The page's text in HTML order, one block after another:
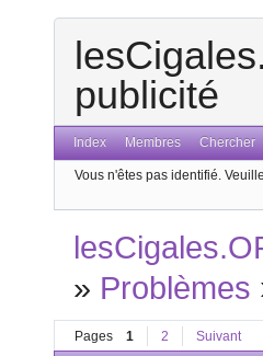
publicité
Index Membres Chercher
Vous n'êtes pas identifié.
» Problèmes
Pages 1 2 Suivant